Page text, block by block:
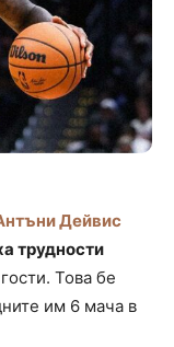
Дейвис
трудности
Това бе
им 6 мача в